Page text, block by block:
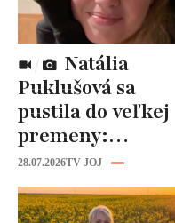
Puklušová sa
pustila do veľkej
premeny:
Odborníci však
varujú, pozor na
prísne diéty!
28.07.2026TV JOJ